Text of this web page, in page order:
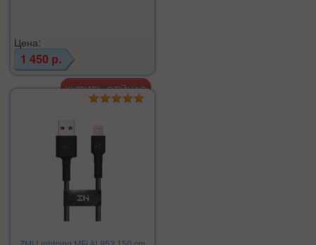
Цена:
1 450 р.